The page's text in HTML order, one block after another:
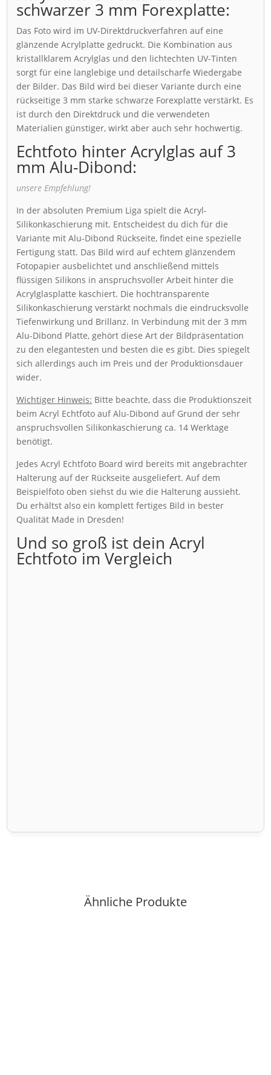
schwarzer 3 mm Forexplatte:
Das Foto wird im UV-Direktdruckverfahren auf eine
glänzende Acrylplatte gedruckt. Die Kombination aus
kristallklarem Acrylglas und den lichtechten UV-Tinten
sorgt für eine langlebige und detailscharfe Wiedergabe
der Bilder. Das Bild wird bei dieser Variante durch eine
rückseitige 3 mm starke schwarze Forexplatte verstärkt. Es
ist durch den Direktdruck und die verwendeten
Materialien günstiger, wirkt aber auch sehr hochwertig.
Echtfoto hinter Acrylglas auf 3
mm Alu-Dibond:
unsere Empfehlung!
In der absoluten Premium Liga spielt die Acryl-
Silikonkaschierung mit. Entscheidest du dich für die
Variante mit Alu-Dibond Rückseite, findet eine spezielle
Fertigung statt. Das Bild wird auf echtem glänzendem
Fotopapier ausbelichtet und anschließend mittels
flüssigen Silikons in anspruchsvoller Arbeit hinter die
Acrylglasplatte kaschiert. Die hochtransparente
Silikonkaschierung verstärkt nochmals die eindrucksvolle
Tiefenwirkung und Brillanz. In Verbindung mit der 3 mm
Alu-Dibond Platte, gehört diese Art der Bildpräsentation
zu den elegantesten und besten die es gibt. Dies spiegelt
sich allerdings auch im Preis und der Produktionsdauer
wider.
Wichtiger Hinweis: Bitte beachte, dass die Produktionszeit
beim Acryl Echtfoto auf Alu-Dibond auf Grund der sehr
anspruchsvollen Silikonkaschierung ca. 14 Werktage
benötigt.
Jedes Acryl Echtfoto Board wird bereits mit angebrachter
Halterung auf der Rückseite ausgeliefert. Auf dem
Beispielfoto oben siehst du wie die Halterung aussieht.
Du erhältst also ein komplett fertiges Bild in bester
Qualität Made in Dresden!
Und so groß ist dein Acryl
Echtfoto im Vergleich
Ähnliche Produkte